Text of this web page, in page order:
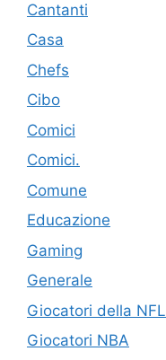
Cantanti
Casa
Chefs
Cibo
Comici
Comici.
Comune
Educazione
Gaming
Generale
Giocatori della NFL
Giocatori NBA